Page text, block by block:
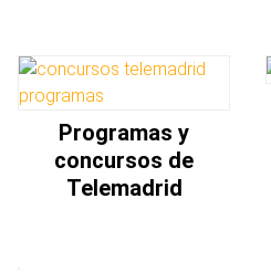
Programas y
concursos de
Telemadrid